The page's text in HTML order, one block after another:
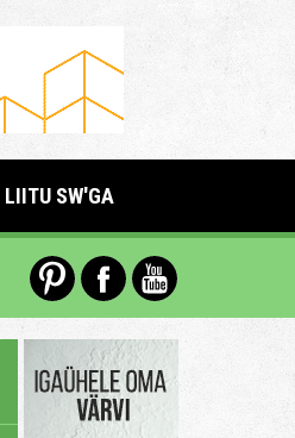
LIITU SW'GA